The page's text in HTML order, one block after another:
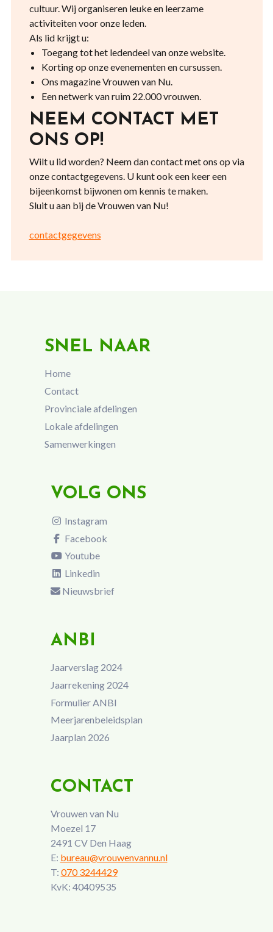
cultuur. Wij organiseren leuke en leerzame
activiteiten voor onze leden.
Als lid krijgt u:
Toegang tot het ledendeel van onze website.
Korting op onze evenementen en cursussen.
Ons magazine Vrouwen van Nu.
Een netwerk van ruim 22.000 vrouwen.
NEEM CONTACT MET
ONS OP!
Wilt u lid worden? Neem dan contact met ons op via
onze contactgegevens. U kunt ook een keer een
bijeenkomst bijwonen om kennis te maken.
Sluit u aan bij de Vrouwen van Nu!
contactgegevens
SNEL NAAR
Home
Contact
Provinciale afdelingen
Lokale afdelingen
Samenwerkingen
VOLG ONS
Instagram
Facebook
Youtube
Linkedin
Nieuwsbrief
ANBI
Jaarverslag 2024
Jaarrekening 2024
Formulier ANBI
Meerjarenbeleidsplan
Jaarplan 2026
CONTACT
Vrouwen van Nu
Moezel 17
2491 CV Den Haag
E: bureau@vrouwenvannu.nl
T: 070 3244429
KvK: 40409535